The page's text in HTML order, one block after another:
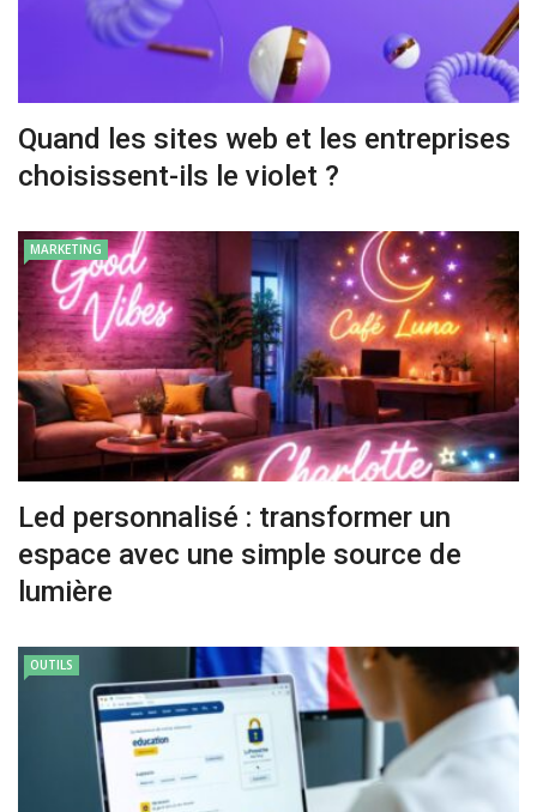
Quand les sites web et les entreprises
choisissent-ils le violet ?
MARKETING
Led personnalisé : transformer un
espace avec une simple source de
lumière
OUTILS